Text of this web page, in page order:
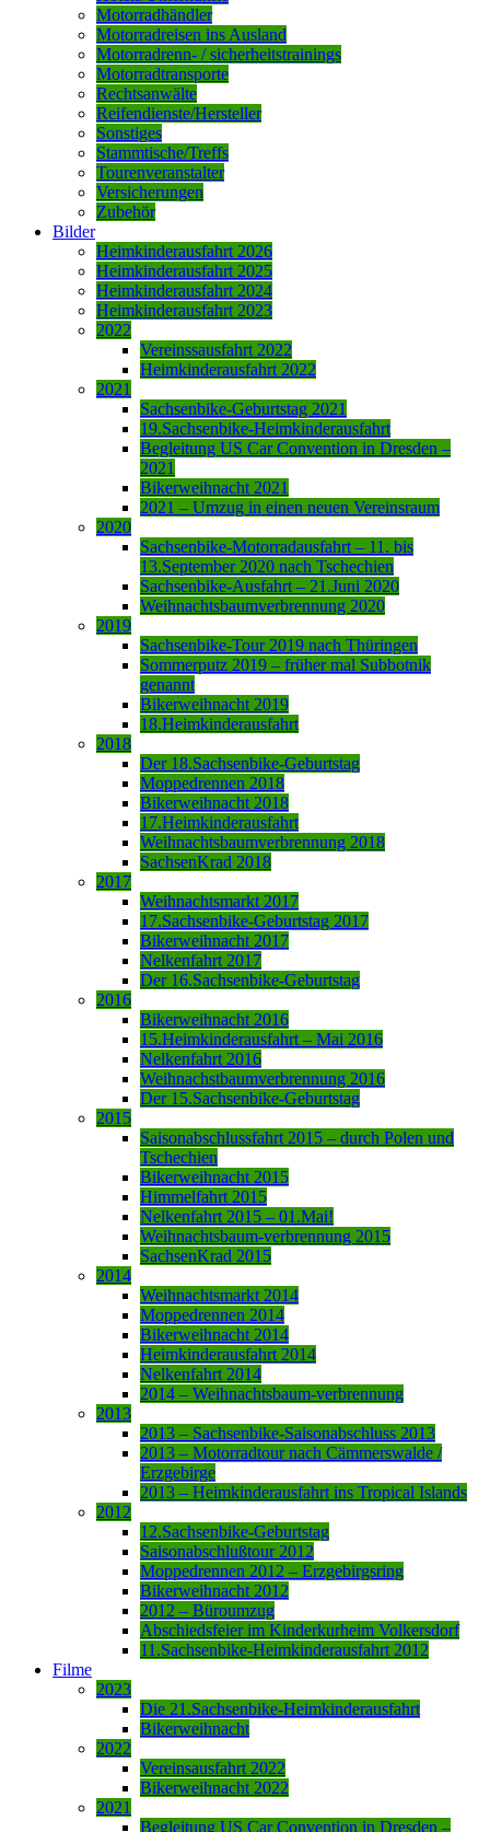
Motorradhändler
Motorradreisen ins Ausland
Motorradrenn- / sicherheitstrainings
Motorradtransporte
Rechtsanwälte
Reifendienste/Hersteller
Sonstiges
Stammtische/Treffs
Tourenveranstalter
Versicherungen
Zubehör
Bilder
Heimkinderausfahrt 2026
Heimkinderausfahrt 2025
Heimkinderausfahrt 2024
Heimkinderausfahrt 2023
2022
Vereinssausfahrt 2022
Heimkinderausfahrt 2022
2021
Sachsenbike-Geburtstag 2021
19.Sachsenbike-Heimkinderausfahrt
Begleitung US Car Convention in Dresden –
2021
Bikerweihnacht 2021
2021 – Umzug in einen neuen Vereinsraum
2020
Sachsenbike-Motorradausfahrt – 11. bis
13.September 2020 nach Tschechien
Sachsenbike-Ausfahrt – 21.Juni 2020
Weihnachtsbaumverbrennung 2020
2019
Sachsenbike-Tour 2019 nach Thüringen
Sommerputz 2019 – früher mal Subbotnik
genannt
Bikerweihnacht 2019
18.Heimkinderausfahrt
2018
Der 18.Sachsenbike-Geburtstag
Moppedrennen 2018
Bikerweihnacht 2018
17.Heimkinderausfahrt
Weihnachtsbaumverbrennung 2018
SachsenKrad 2018
2017
Weihnachtsmarkt 2017
17.Sachsenbike-Geburtstag 2017
Bikerweihnacht 2017
Nelkenfahrt 2017
Der 16.Sachsenbike-Geburtstag
2016
Bikerweihnacht 2016
15.Heimkinderausfahrt – Mai 2016
Nelkenfahrt 2016
Weihnachstbaumverbrennung 2016
Der 15.Sachsenbike-Geburtstag
2015
Saisonabschlussfahrt 2015 – durch Polen und
Tschechien
Bikerweihnacht 2015
Himmelfahrt 2015
Nelkenfahrt 2015 – 01.Mai!
Weihnachtsbaum-verbrennung 2015
SachsenKrad 2015
2014
Weihnachtsmarkt 2014
Moppedrennen 2014
Bikerweihnacht 2014
Heimkinderausfahrt 2014
Nelkenfahrt 2014
2014 – Weihnachtsbaum-verbrennung
2013
2013 – Sachsenbike-Saisonabschluss 2013
2013 – Motorradtour nach Cämmerswalde /
Erzgebirge
2013 – Heimkinderausfahrt ins Tropical Islands
2012
12.Sachsenbike-Geburtstag
Saisonabschlußtour 2012
Moppedrennen 2012 – Erzgebirgsring
Bikerweihnacht 2012
2012 – Büroumzug
Abschiedsfeier im Kinderkurheim Volkersdorf
11.Sachsenbike-Heimkinderausfahrt 2012
Filme
2023
Die 21.Sachsenbike-Heimkinderausfahrt
Bikerweihnacht
2022
Vereinsausfahrt 2022
Bikerweihnacht 2022
2021
Begleitung US Car Convention in Dresden –